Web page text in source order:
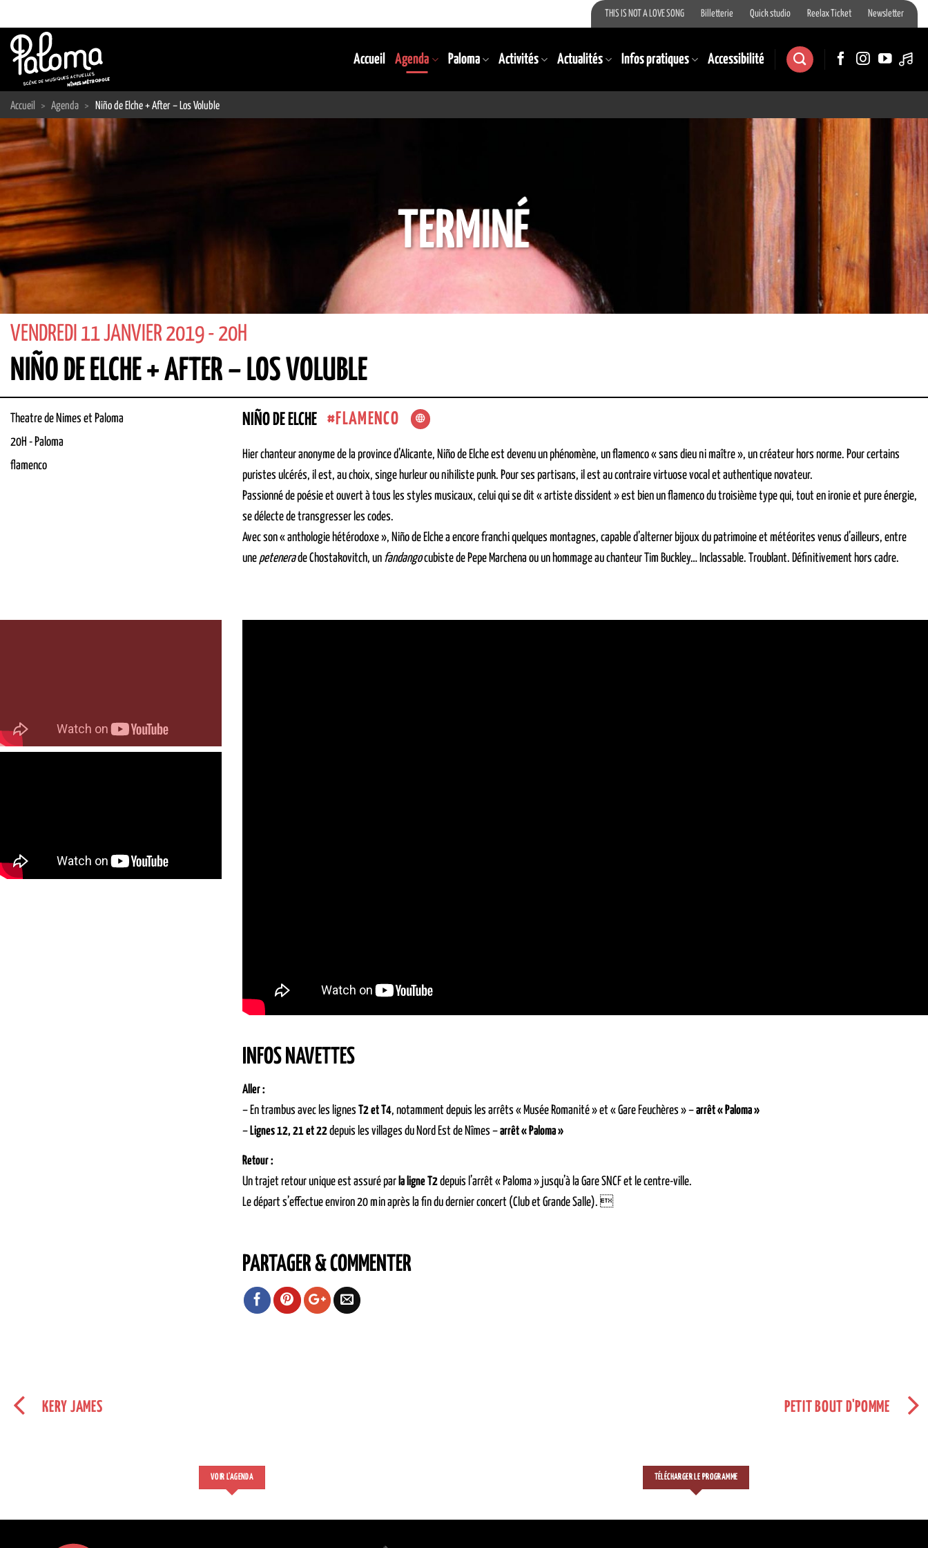
au
contenu
THIS IS NOT A LOVE SONG Billetterie Quick studio Reelax Ticket Newsletter
Accueil Agenda Paloma Activités Actualités Infos pratiques Accessibilité
Accueil > Agenda > Niño de Elche + After – Los Voluble
TERMINÉ
VENDREDI 11 JANVIER 2019 - 20H
NIÑO DE ELCHE + AFTER – LOS VOLUBLE
Theatre de Nimes et Paloma
20H - Paloma
flamenco
NIÑO DE ELCHE FLAMENCO
Hier chanteur anonyme de la province d’Alicante, Niño de Elche est devenu un phénomène, un flamenco « sans dieu ni maître », un créateur hors norme. Pour certains
puristes ulcérés, il est, au choix, singe hurleur ou nihiliste punk. Pour ses partisans, il est au contraire virtuose vocal et authentique novateur.
Passionné de poésie et ouvert à tous les styles musicaux, celui qui se dit « artiste dissident » est bien un flamenco du troisième type qui, tout en ironie et pure énergie,
se délecte de transgresser les codes.
Avec son « anthologie hétérodoxe », Niño de Elche a encore franchi quelques montagnes, capable d’alterner bijoux du patrimoine et météorites venus d’ailleurs, entre
une petenerade Chostakovitch, un fandangocubiste de Pepe Marchena ou un hommage au chanteur Tim Buckley… Inclassable. Troublant. Définitivement hors cadre.
INFOS NAVETTES
Aller :
– En trambus avec les lignes T2 et T4, notamment depuis les arrêts « Musée Romanité » et « Gare Feuchères » –arrêt « Paloma »
– Lignes 12, 21 et 22depuis les villages du Nord Est de Nîmes –arrêt « Paloma »
Retour :
Un trajet retour unique est assuré par la ligne T2depuis l’arrêt « Paloma » jusqu’à la Gare SNCF et le centre-ville.
Le départ s’effectue environ 20 min après la fin du dernier concert (Club et Grande Salle). 
PARTAGER & COMMENTER
KERY JAMES PETIT BOUT D'POMME
VOIR L'AGENDA TÉLÉCHARGER LE PROGRAMME